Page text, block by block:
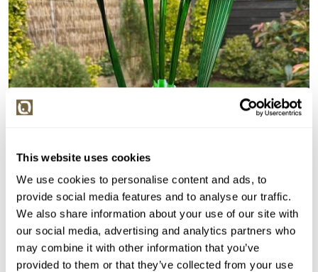
This website uses cookies
We use cookies to personalise content and ads, to
provide social media features and to analyse our traffic.
We also share information about your use of our site with
our social media, advertising and analytics partners who
may combine it with other information that you’ve
provided to them or that they’ve collected from your use